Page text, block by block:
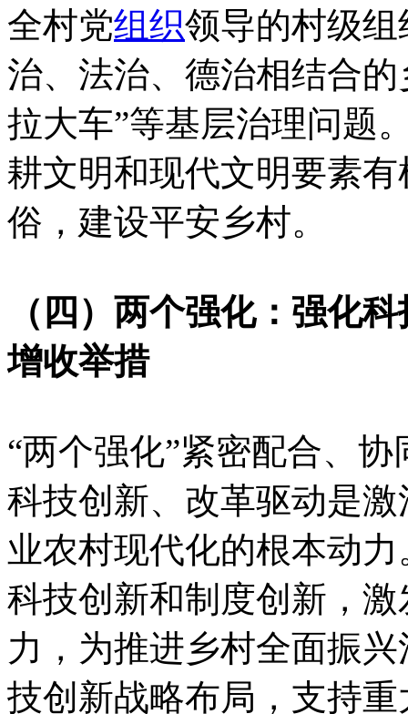
全村党组织领导的村级
治、法治、德治相结合
拉大车”等基层治理问题
耕文明和现代文明要素
俗，建设平安乡村。
（四）两个强化：强化
增收举措
“两个强化”紧密配合、
科技创新、改革驱动是
业农村现代化的根本动
科技创新和制度创新，
力，为推进乡村全面振
技创新战略布局，支持